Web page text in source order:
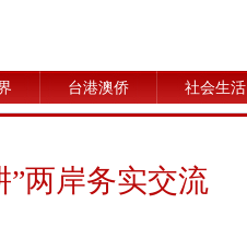
台港澳侨 社会生活
”两岸务实交流